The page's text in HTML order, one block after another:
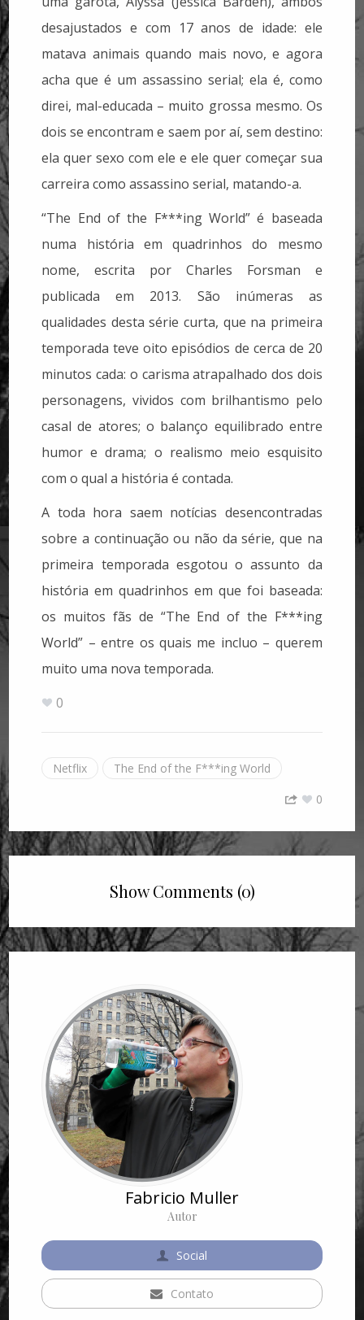
desajustados e com 17 anos de idade: ele
matava animais quando mais novo, e agora
acha que é um assassino serial; ela é, como
direi, mal-educada – muito grossa mesmo. Os
dois se encontram e saem por aí, sem destino:
ela quer sexo com ele e ele quer começar sua
carreira como assassino serial, matando-a.
“The End of the F***ing World” é baseada
numa história em quadrinhos do mesmo
nome, escrita por Charles Forsman e
publicada em 2013. São inúmeras as
qualidades desta série curta, que na primeira
temporada teve oito episódios de cerca de 20
minutos cada: o carisma atrapalhado dos dois
personagens, vividos com brilhantismo pelo
casal de atores; o balanço equilibrado entre
humor e drama; o realismo meio esquisito
com o qual a história é contada.
A toda hora saem notícias desencontradas
sobre a continuação ou não da série, que na
primeira temporada esgotou o assunto da
história em quadrinhos em que foi baseada:
os muitos fãs de “The End of the F***ing
World” – entre os quais me incluo – querem
muito uma nova temporada.
0
Netflix
The End of the F***ing World
0
Show Comments (0)
Fabricio Muller
Autor
Social
Contato